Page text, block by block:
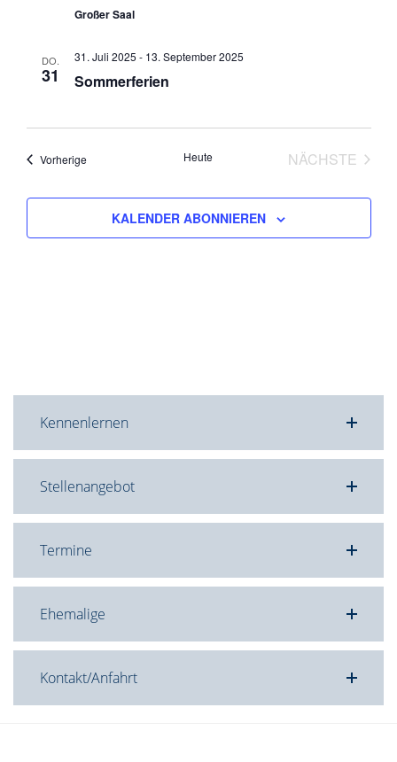
Großer Saal
DO.
31
31. Juli 2025 - 13. September 2025
Sommerferien
VorherigeVeranstaltungen Heute
NÄCHSTE
KALENDER ABONNIEREN
Kennenlernen
Stellenangebot
Termine
Ehemalige
Kontakt/Anfahrt